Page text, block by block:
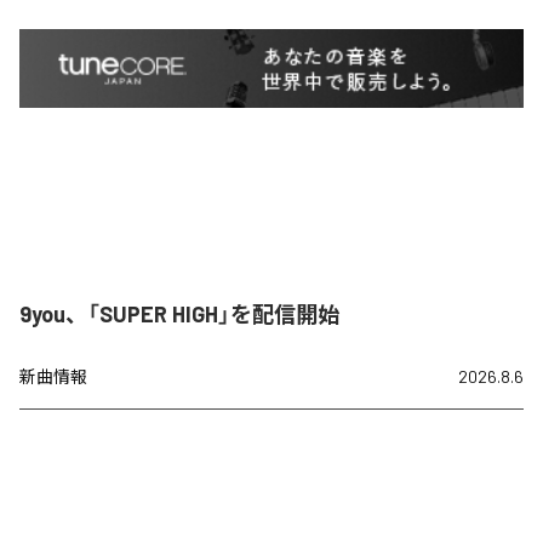
9you、「SUPER HIGH」を配信開始
新曲情報 2026.8.6